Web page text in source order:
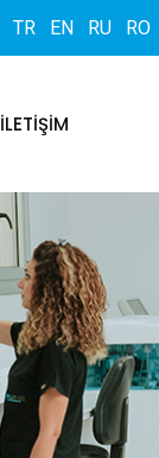
TR EN RU RO
İLETİŞİM